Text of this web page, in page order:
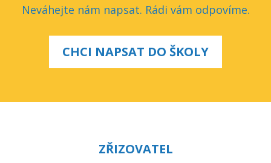
Neváhejte nám napsat. Rádi vám odpovíme.
CHCI NAPSAT DO ŠKOLY
ZŘIZOVATEL